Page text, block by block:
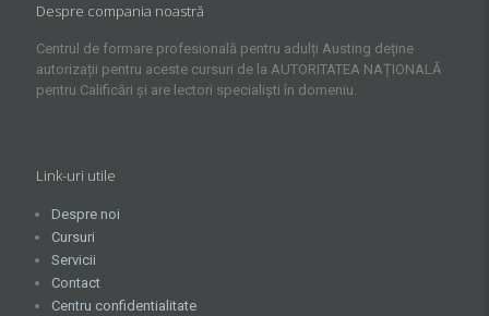
Despre compania noastră
Centrul de formare profesională pentru adulți Austing deține
autorizații pentru aceste cursuri de la AUTORITATEA NAȚIONALĂ
pentru Calificări și are lectori specialiști în domeniu.
Link-uri utile
Despre noi
Cursuri
Servicii
Contact
Centru confidentialitate